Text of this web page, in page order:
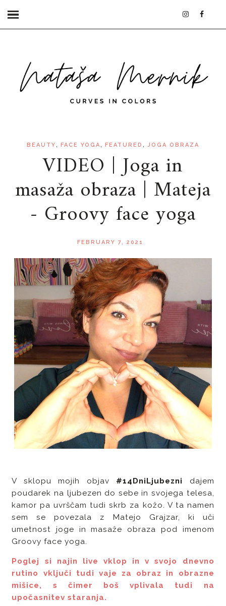
BEAUTY FACE YOGA FEATURED JOGA OBRAZA
VIDEO | Joga in
masaža obraza | Mateja
- Groovy face yoga
FEBRUARY 7, 2021
V sklopu mojih objav #14DniLjubezni dajem
poudarek na ljubezen do sebe in svojega telesa,
kamor pa uvrščam tudi skrb za kožo. V ta namen
sem se povezala z Matejo Grajzar, ki uči
umetnost joge in masaže obraza pod imenom
Groovy face yoga.
Poglej si najin live vklop in v svojo dnevno
rutino vključi tudi vaje za obraz in obrazne
mišice, s čimer boš vplivala tudi na
upočasnitev staranja.